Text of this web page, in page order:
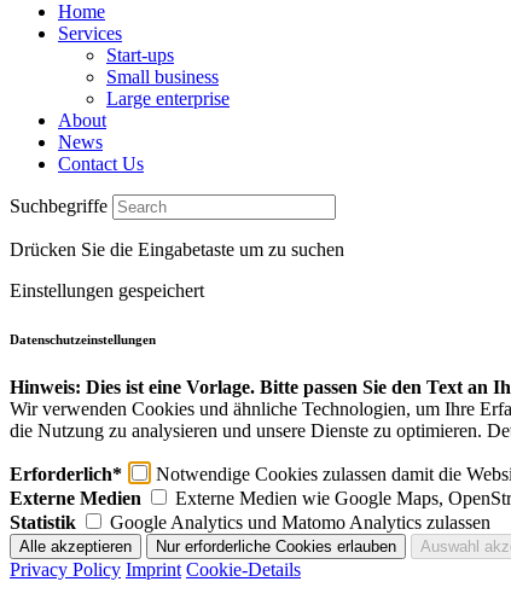
Home
Services
Start-ups
Small business
Large enterprise
About
News
Contact Us
Suchbegriffe
Drücken Sie die Eingabetaste um zu suchen
Einstellungen gespeichert
Datenschutzeinstellungen
Hinweis: Dies ist eine Vorlage. Bitte passen Sie den Text an
Wir verwenden Cookies und ähnliche Technologien, um Ihre
die Nutzung zu analysieren und unsere Dienste zu optimieren.
Erforderlich*
Notwendige Cookies zulassen damit die
Externe Medien
Externe Medien wie Google Maps,
Statistik
Google Analytics und Matomo Analytics zulassen
Privacy Policy Imprint Cookie-Details